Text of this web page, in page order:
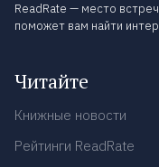
ReadRate — место
поможет вам найти
Читайте
Книжные новости
Рейтинги ReadRate